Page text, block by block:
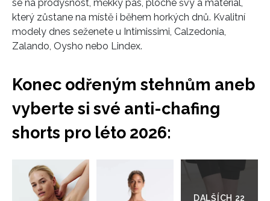
INFORMACE
REDAKCE
se na prodyšnost, měkký pas, ploché švy a materiál,
který zůstane na místě i během horkých dnů. Kvalitní
modely dnes seženete u Intimissimi, Calzedonia,
Zalando, Oysho nebo Lindex.
Konec odřeným stehnům aneb
vyberte si své anti-chafing
shorts pro léto 2026:
do
galerie